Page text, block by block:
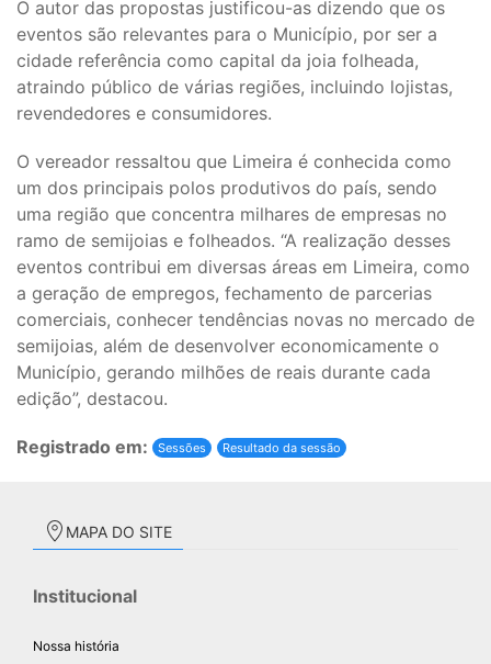
O autor das propostas justificou-as dizendo que os
eventos são relevantes para o Município, por ser a
cidade referência como capital da joia folheada,
atraindo público de várias regiões, incluindo lojistas,
revendedores e consumidores.
O vereador ressaltou que Limeira é conhecida como
um dos principais polos produtivos do país, sendo
uma região que concentra milhares de empresas no
ramo de semijoias e folheados. “A realização desses
eventos contribui em diversas áreas em Limeira, como
a geração de empregos, fechamento de parcerias
comerciais, conhecer tendências novas no mercado de
semijoias, além de desenvolver economicamente o
Município, gerando milhões de reais durante cada
edição”, destacou.
Registrado em: Sessões Resultado da sessão
MAPA DO SITE
Institucional
Nossa história